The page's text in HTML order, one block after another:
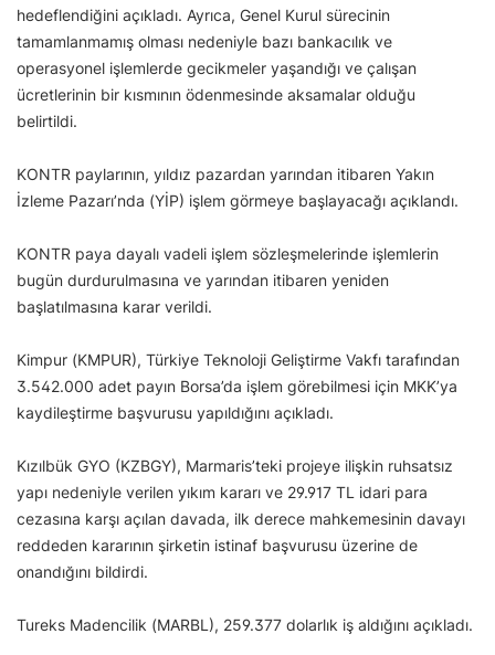
hedeflendiğini açıkladı. Ayrıca, Genel Kurul sürecinin
tamamlanmamış olması nedeniyle bazı bankacılık ve
operasyonel işlemlerde gecikmeler yaşandığı ve çalışan
ücretlerinin bir kısmının ödenmesinde aksamalar olduğu
belirtildi.
KONTR paylarının, yıldız pazardan yarından itibaren Yakın
İzleme Pazarı’nda (YİP) işlem görmeye başlayacağı açıklandı.
KONTR paya dayalı vadeli işlem sözleşmelerinde işlemlerin
bugün durdurulmasına ve yarından itibaren yeniden
başlatılmasına karar verildi.
Kimpur (KMPUR), Türkiye Teknoloji Geliştirme Vakfı tarafından
3.542.000 adet payın Borsa’da işlem görebilmesi için MKK’ya
kaydileştirme başvurusu yapıldığını açıkladı.
Kızılbük GYO (KZBGY), Marmaris’teki projeye ilişkin ruhsatsız
yapı nedeniyle verilen yıkım kararı ve 29.917 TL idari para
cezasına karşı açılan davada, ilk derece mahkemesinin davayı
reddeden kararının şirketin istinaf başvurusu üzerine de
onandığını bildirdi.
Tureks Madencilik (MARBL), 259.377 dolarlık iş aldığını açıkladı.